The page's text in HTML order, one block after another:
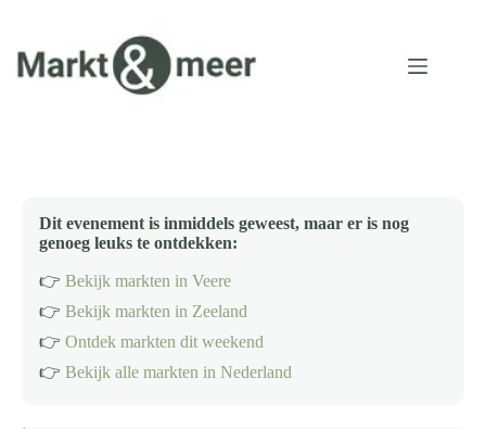
inhoud
Dit evenement is inmiddels geweest, maar er is nog
genoeg leuks te ontdekken:
👉 Bekijk markten in Veere
👉 Bekijk markten in Zeeland
👉 Ontdek markten dit weekend
👉 Bekijk alle markten in Nederland